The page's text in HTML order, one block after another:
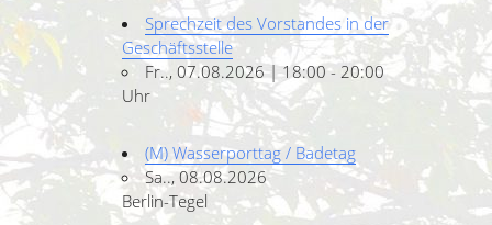
Sprechzeit des Vorstandes in der
Geschäftsstelle
Fr.., 07.08.2026 | 18:00 - 20:00
Uhr
(M) Wasserporttag / Badetag
Sa.., 08.08.2026
Berlin-Tegel